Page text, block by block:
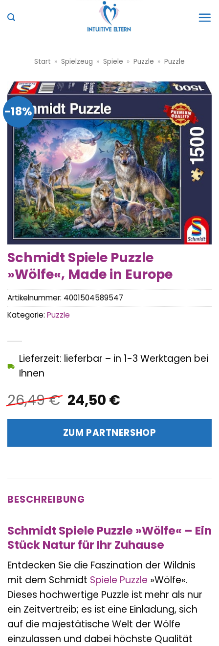
Inhalt
Start » Spielzeug » Spiele » Puzzle » Puzzle
-18%
Schmidt Spiele Puzzle
»Wölfe«, Made in Europe
26,49€ Ursprünglicher
Preis
war:
26,49 €
24,50 €Aktueller
ist:
24,50 €.
Lieferzeit: lieferbar – in 1-3 Werktagen bei
Ihnen
ZUM PARTNERSHOP
Artikelnummer: 4001504589547
Kategorie: Puzzle
BESCHREIBUNG
Schmidt Spiele Puzzle »Wölfe« – Ein
Stück Natur für Ihr Zuhause
Entdecken Sie die Faszination der Wildnis
mit dem Schmidt Spiele Puzzle »Wölfe«.
Dieses hochwertige Puzzle ist mehr als nur
ein Zeitvertreib; es ist eine Einladung, sich
auf die majestätische Welt der Wölfe
einzulassen und dabei höchste Qualität